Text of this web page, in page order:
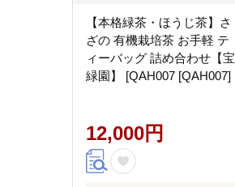
【本格緑茶・ほうじ茶】さ
ざの 有機栽培茶 お手軽 テ
ィーバッグ 詰め合わせ【宝
緑園】 [QAH007 [QAH007]
12,000円